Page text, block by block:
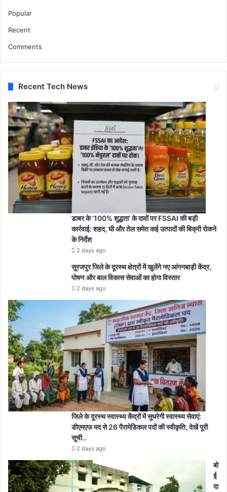
Popular
Recent
Comments
Recent Tech News
डाबर के ‘100% शुद्धता’ के दावों पर FSSAI की बड़ी
कार्रवाई: शहद, घी और तेल समेत कई उत्पादों की बिक्री रोकने
के निर्देश
2 days ago
सूरजपुर जिले के दूरस्थ क्षेत्रों में खुलेंगे नए आंगनबाड़ी केंद्र,
पोषण और बाल विकास सेवाओं का होगा विस्तार
2 days ago
जिले के दूरस्थ स्वास्थ्य केंद्रों में सुधरेगी स्वास्थ्य सेवाएं:
डीएमएफ मद से 26 पैरामेडिकल पदों की स्वीकृति, देखें पूरी
सूची..
2 days ago
बो
ई
दा